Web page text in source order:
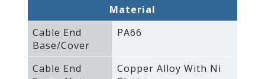
Material
Cable End
Base/Cover
PA66
Cable End
Copper Alloy With Ni